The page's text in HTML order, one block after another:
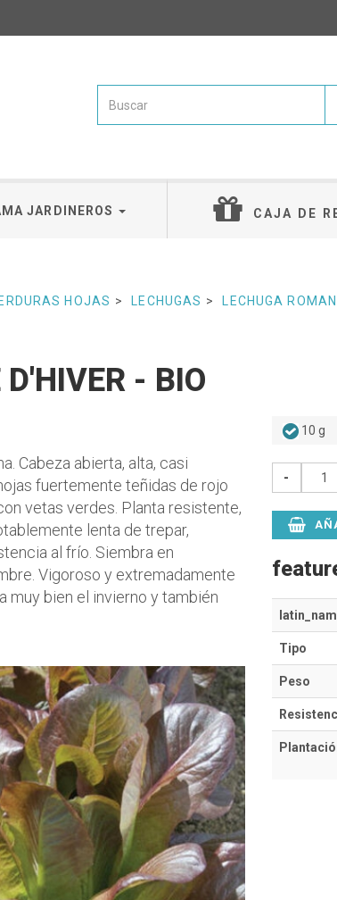
JARDINEROS CAJA DE
HOJAS LECHUGAS LECHUGA
D'HIVER - BIO
Cabeza abierta, alta, casi
fuertemente teñidas de rojo
vetas verdes. Planta resistente,
lenta de trepar,
al frío. Siembra en
Vigoroso y extremadamente
muy bien el invierno y también
10 g
-
Tipo
Peso